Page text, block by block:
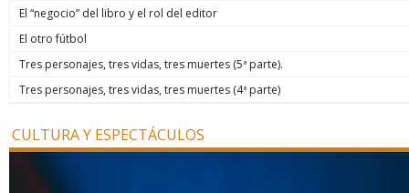
El “negocio” del libro y el rol del editor
El otro fútbol
Tres personajes, tres vidas, tres muertes (5ª parte).
Tres personajes, tres vidas, tres muertes (4ª parte)
CULTURA Y ESPECTÁCULOS